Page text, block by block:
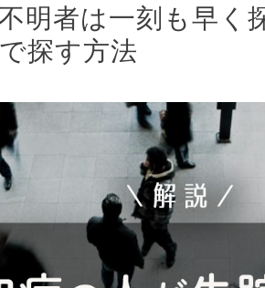
明者は一刻も早く
探す方法